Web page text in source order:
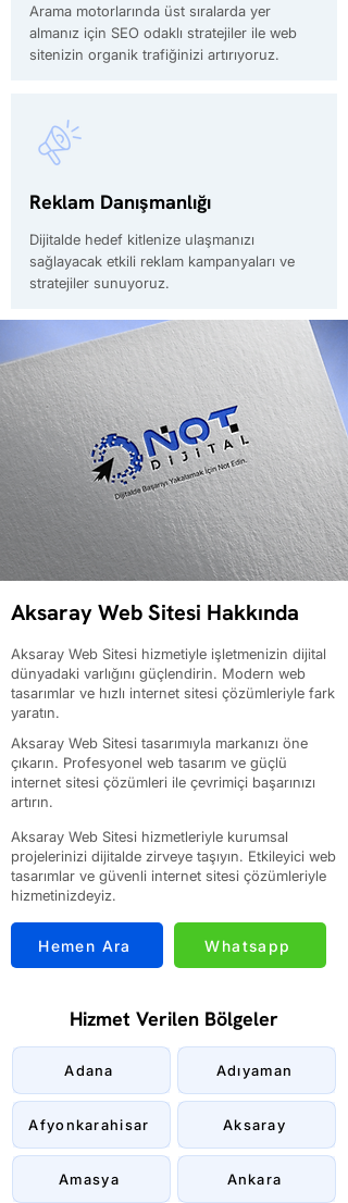
Arama motorlarında üst sıralarda yer
almanız için SEO odaklı stratejiler ile web
sitenizin organik trafiğinizi artırıyoruz.
Reklam Danışmanlığı
Dijitalde hedef kitlenize ulaşmanızı
sağlayacak etkili reklam kampanyaları ve
stratejiler sunuyoruz.
Aksaray Web Sitesi Hakkında
Aksaray Web Sitesi hizmetiyle işletmenizin dijital
dünyadaki varlığını güçlendirin. Modern web
tasarımlar ve hızlı internet sitesi çözümleriyle fark
yaratın.
Aksaray Web Sitesi tasarımıyla markanızı öne
çıkarın. Profesyonel web tasarım ve güçlü
internet sitesi çözümleri ile çevrimiçi başarınızı
artırın.
Aksaray Web Sitesi hizmetleriyle kurumsal
projelerinizi dijitalde zirveye taşıyın. Etkileyici web
tasarımlar ve güvenli internet sitesi çözümleriyle
hizmetinizdeyiz.
Hemen Ara Whatsapp
Hizmet Verilen Bölgeler
Adana
Afyonkarahisar
Amasya
Adıyaman
Aksaray
Ankara